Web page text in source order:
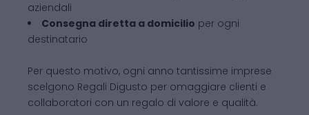
aziendali
Consegna diretta a domicilio per ogni
destinatario
Per questo motivo, ogni anno tantissime imprese
scelgono Regali Digusto per omaggiare clienti e
collaboratori con un regalo di valore e qualità.